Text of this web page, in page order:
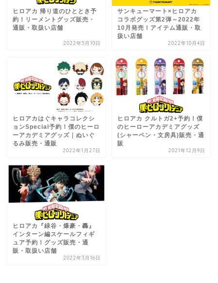
ヒロアカ 帰り道のひととき予
約！リーメントグッズ販売・
通販・取扱い店舗
2022年5月10日
サンキューマート×ヒロアカ
コラボグッズ第2弾～2022年
10月発売！アイテム通販・取
扱い店舗
2022年10月4日
ヒロアカはぐキャラコレクシ
ョンSpecial予約！僕のヒーロ
ーアカデミアグッズ｜ぬいぐ
るみ販売・通販
2022年1月27日
ヒロアカ クルトガ2+予約！僕
のヒーローアカデミアグッズ
(シャーペン・文房具)販売・通
販
2021年12月9日
ヒロアカ『緑谷・爆豪・轟』
インターン編スケールフィギ
ュア予約！グッズ販売・通
販・取扱い店舗
2022年3月16日